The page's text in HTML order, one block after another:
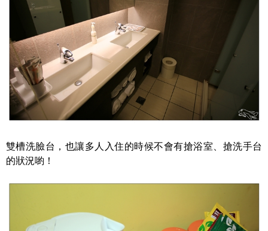
雙槽洗臉台，也讓多人入住的時候不會有搶浴室、搶洗手台
的狀況喲！